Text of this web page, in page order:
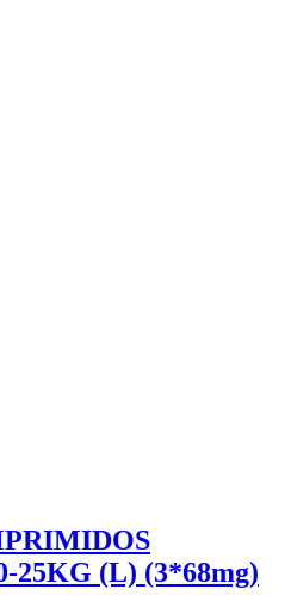
25KG (L) (3*68mg)